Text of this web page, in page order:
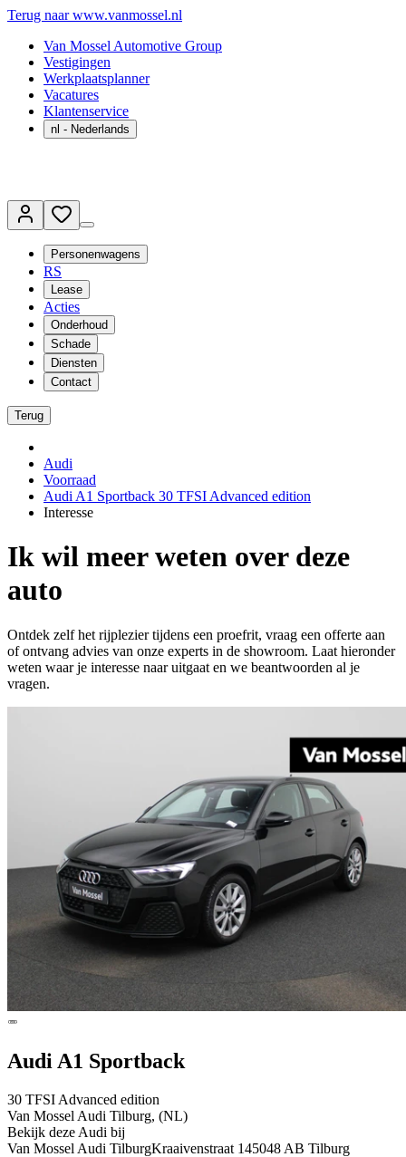
Terug naar www.vanmossel.nl
Van Mossel Automotive Group
Vestigingen
Werkplaatsplanner
Vacatures
Klantenservice
nl - Nederlands
Personenwagens
RS
Lease
Acties
Onderhoud
Schade
Diensten
Contact
Terug
Audi
Voorraad
Audi A1 Sportback 30 TFSI Advanced edition
Interesse
Ik wil meer weten over deze
auto
Ontdek zelf het rijplezier tijdens een proefrit, vraag een offerte aan
of ontvang advies van onze experts in de showroom. Laat hieronder
weten waar je interesse naar uitgaat en we beantwoorden al je
vragen.
Audi A1 Sportback
30 TFSI Advanced edition
Van Mossel Audi Tilburg, (NL)
Bekijk deze Audi bij
Van Mossel Audi TilburgKraaivenstraat 145048 AB Tilburg